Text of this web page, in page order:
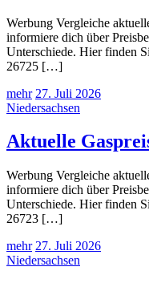
Werbung Vergleiche
informiere dich über
Unterschiede. Hier finden
26725 […]
mehr 27. Juli 2026
Niedersachsen
Aktuelle
Werbung Vergleiche
informiere dich über
Unterschiede. Hier finden
26723 […]
mehr 27. Juli 2026
Niedersachsen